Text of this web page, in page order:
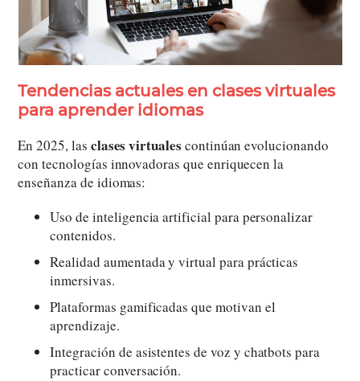
Tendencias actuales en clases virtuales
para aprender idiomas
En 2025, las clases virtuales continúan evolucionando
con tecnologías innovadoras que enriquecen la
enseñanza de idiomas:
Uso de inteligencia artificial para personalizar
contenidos.
Realidad aumentada y virtual para prácticas
inmersivas.
Plataformas gamificadas que motivan el
aprendizaje.
Integración de asistentes de voz y chatbots para
practicar conversación.